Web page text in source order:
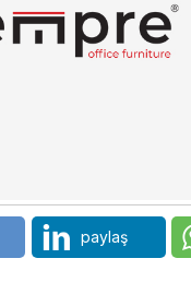
paylaş